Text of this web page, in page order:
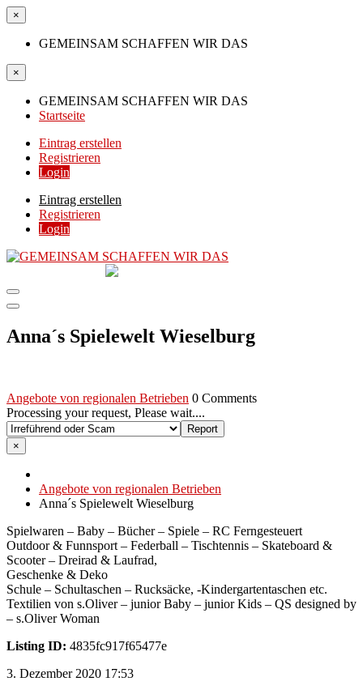
×
GEMEINSAM SCHAFFEN WIR DAS
×
GEMEINSAM SCHAFFEN WIR DAS
Startseite
Eintrag erstellen
Registrieren
Login
Eintrag erstellen
Registrieren
Login
Anna´s Spielewelt Wieselburg
Angebote von regionalen Betrieben 0 Comments
Processing your request, Please wait....
×
Angebote von regionalen Betrieben
Anna´s Spielewelt Wieselburg
Spielwaren – Baby – Bücher – Spiele – RC Ferngesteuert
Outdoor & Funnsport – Federball – Tischtennis – Skateboard &
Scooter – Dreirad & Laufrad,
Geschenke & Deko
Schule – Schultaschen – Rucksäcke, -Kindergartentaschen etc.
Textilien von s.Oliver – junior Baby – junior Kids – QS designed by
– s.Oliver Woman
Listing ID: 4835fc917f65477e
3. Dezember 2020 17:53